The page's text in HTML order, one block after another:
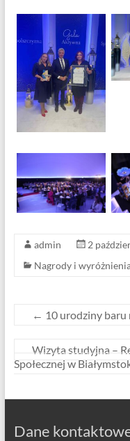
admin
2
Nagrody i
← 10 urodziny baru
Wizyta studyjna –
Społecznej w
Dane